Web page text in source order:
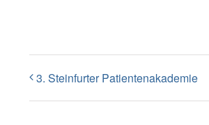
3. Steinfurter Patientenakademie